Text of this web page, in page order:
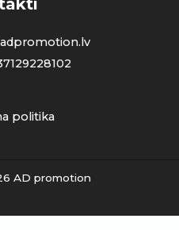
politika
AD promotion